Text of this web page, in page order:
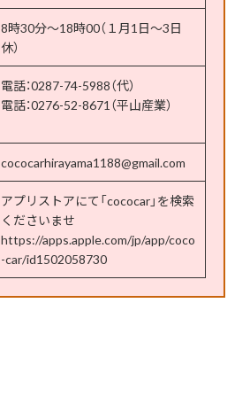
8時30分～18時00（１月1日～3日
休）
電話：0287-74-5988（代）
電話：0276-52-8671（平山産業）
cococarhirayama1188@gmail.com
アプリストアにて「cococar」を検索
くださいませ
https://apps.apple.com/jp/app/coco
-car/id1502058730